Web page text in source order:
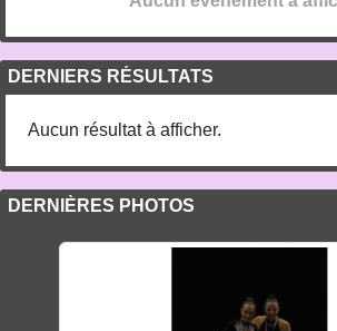
DERNIERS RÉSULTATS
Aucun résultat à afficher.
DERNIÈRES PHOTOS